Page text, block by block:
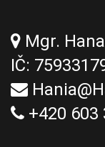
Mgr.
IČ:
+420 603